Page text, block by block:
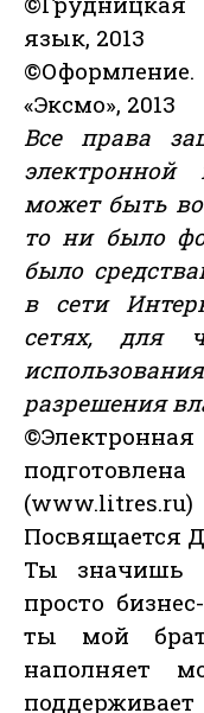
язык, 2013
«Эксмо», 2013
Все права
может быть
то ни было
было
в сети
сетях, для
разрешения
(www.litres.ru)
Посвящается
Ты значишь
просто
ты мой
наполняет